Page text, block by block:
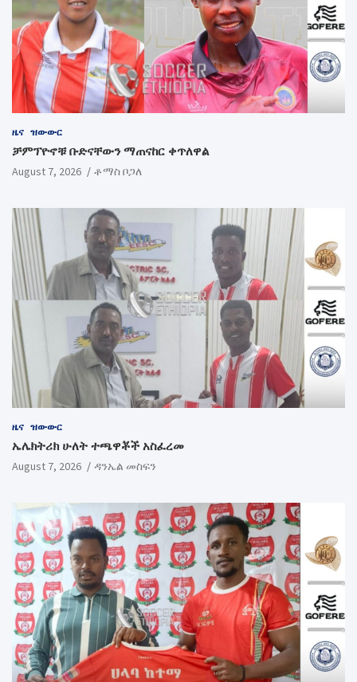
ዜና ዝውውር
ቻምፕዮኖቹ ቡድናቸውን ማጠናከር ቀጥለዋል
August 7, 2026 ቶማስ ቦጋለ
ዜና ዝውውር
ኤሌክትሪክ ሁለት ተጫዋቾች አስፈረመ
August 7, 2026 ዳንኤል መስፍን